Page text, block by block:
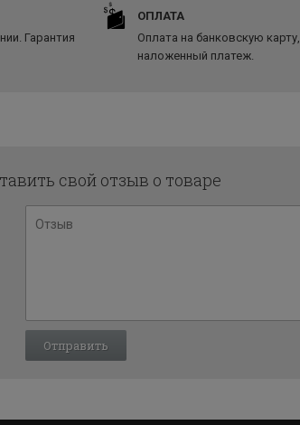
Гарантия
ОПЛАТА
Оплата на банковскую карту,
наложенный платеж.
свой отзыв о товаре